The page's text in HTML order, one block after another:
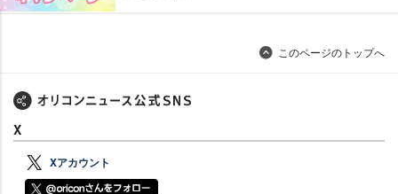
このページのトップへ
X
Xアカウント